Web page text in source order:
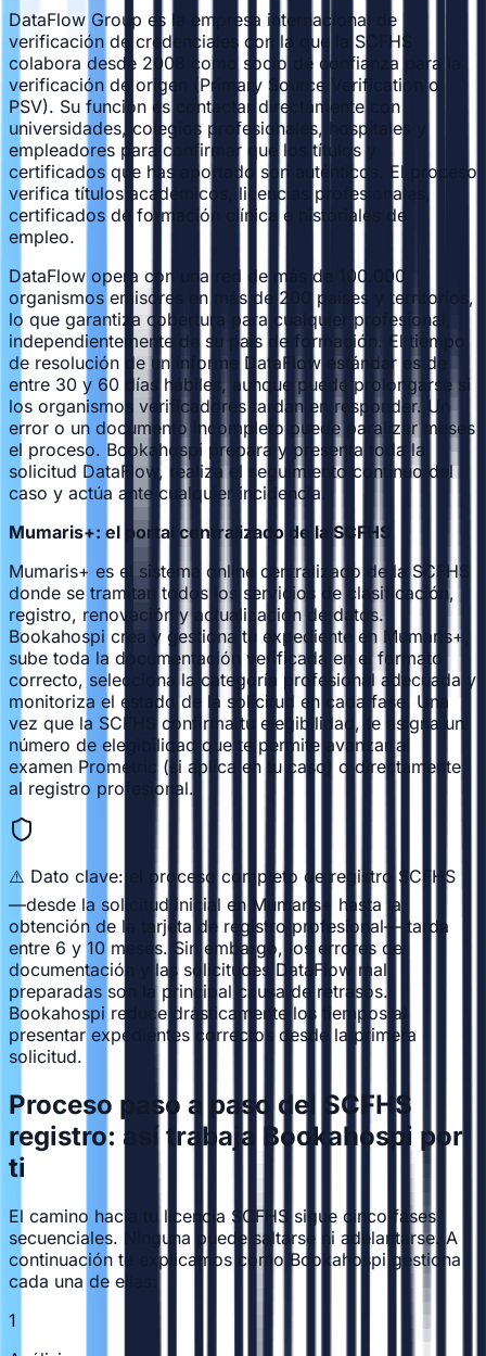
DataFlow Group es la empresa internacional de
verificación de credenciales con la que la SCFHS
colabora desde 2008 como socio de confianza para la
verificación de origen (Primary Source Verification o
PSV). Su función es contactar directamente con
universidades, colegios profesionales, hospitales y
empleadores para confirmar que los títulos y
certificados que has aportado son auténticos. El proceso
verifica títulos académicos, licencias profesionales,
certificados de formación clínica e historiales de
empleo.
DataFlow opera con una red de más de 100.000
organismos emisores en más de 200 países y territorios,
lo que garantiza cobertura para cualquier profesional,
independientemente de su país de formación. El tiempo
de resolución de un informe DataFlow estándar es de
entre 30 y 60 días hábiles, aunque puede prolongarse si
los organismos verificadores tardan en responder. Un
error o un documento incompleto puede paralizar meses
el proceso. Bookahospi prepara y presenta toda la
solicitud DataFlow, realiza el seguimiento continuo del
caso y actúa ante cualquier incidencia.
Mumaris+: el portal centralizado de la SCFHS
Mumaris+ es el sistema online centralizado de la SCFHS
donde se tramitan todos los servicios de clasificación,
registro, renovación y actualización de datos.
Bookahospi crea y gestiona tu expediente en Mumaris+,
sube toda la documentación verificada en el formato
correcto, selecciona la categoría profesional adecuada y
monitoriza el estado de la solicitud en cada fase. Una
vez que la SCFHS confirma tu elegibilidad, te asigna un
número de elegibilidad que te permite avanzar al
examen Prometric (si aplica en tu caso) o directamente
al registro profesional.
⚠️ Dato clave: el proceso completo de registro SCFHS
—desde la solicitud inicial en Mumaris+ hasta la
obtención de la tarjeta de registro profesional— tarda
entre 6 y 10 meses. Sin embargo, los errores de
documentación y las solicitudes DataFlow mal
preparadas son la principal causa de retrasos.
Bookahospi reduce drásticamente los tiempos al
presentar expedientes correctos desde la primera
solicitud.
Proceso paso a paso del SCFHS
registro: así trabaja Bookahospi por
ti
El camino hacia tu licencia SCFHS sigue cinco fases
secuenciales. Ninguna puede saltarse ni adelantarse. A
continuación te explicamos cómo Bookahospi gestiona
cada una de ellas:
1